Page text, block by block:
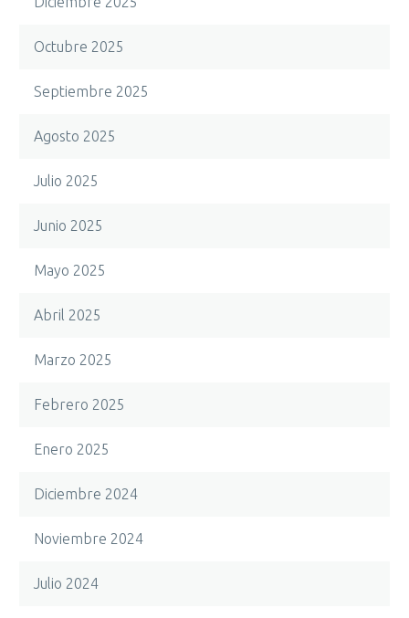
Octubre 2025
Septiembre 2025
Agosto 2025
Julio 2025
Junio 2025
Mayo 2025
Abril 2025
Marzo 2025
Febrero 2025
Enero 2025
Diciembre 2024
Noviembre 2024
Julio 2024